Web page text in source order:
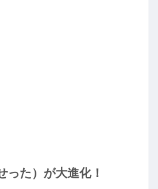
った）が大進化！